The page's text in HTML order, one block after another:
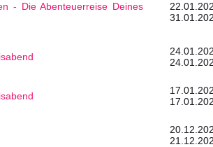
- Die Abenteuerreise Deines